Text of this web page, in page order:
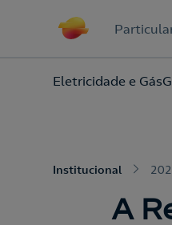
Eletricidade e Gás
Institucional
A